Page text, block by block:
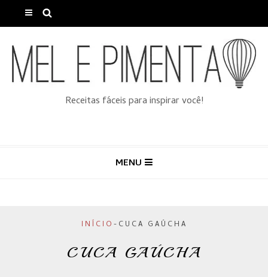
Receitas fáceis para inspirar você!
MENU
INÍCIO - CUCA GAÚCHA
CUCA GAÚCHA